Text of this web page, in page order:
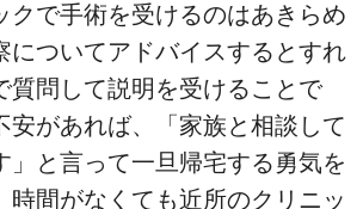
クで手術を受けるのはあきらめ
についてアドバイスするとすれ
質問して説明を受けることで
安があれば、「家族と相談して
」と言って一旦帰宅する勇気を
時間がなくても近所のクリニッ